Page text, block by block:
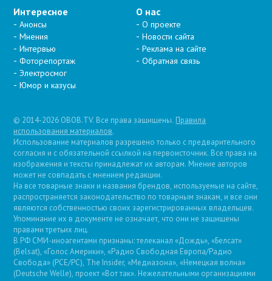
Интересное
Анонсы
Мнения
Интервью
Фоторепортаж
Электросмог
Юмор и казусы
О нас
О проекте
Новости сайта
Реклама на сайте
Обратная связь
© 2014-2026 OBOB.TV. Все права защищены. Правила
использования материалов.
Использование материалов разрешено только с предварительного
согласия и с обязательной ссылкой на первоисточник. Все права на
изображения и тексты принадлежат их авторам. Мнение авторов
может не совпадать с мнением редакции.
На все товарные знаки и названия брендов, используемые на сайте,
распространяется законодательство по товарным знакам, и все они
являются собственностью своих зарегистрированных владельцев.
Упоминание их в документе не означает, что они не защищены
правами третьих лиц.
В РФ СМИ-иноагентами признаны: телеканал «Дождь», «Белсат»
(Belsat), «Голос Америки», «Радио Свободная Европа/Радио
Свобода» (PCE/PC), The Insider, «Медиазона», «Немецкая волна»
(Deutsche Welle), проект «Вот так». Нежелательными организациями